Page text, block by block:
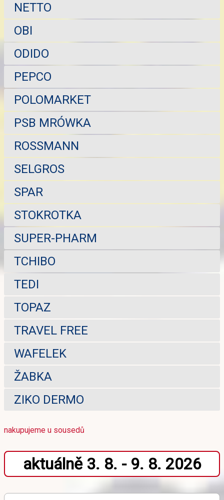
NETTO
OBI
ODIDO
PEPCO
POLOMARKET
PSB MRÓWKA
ROSSMANN
SELGROS
SPAR
STOKROTKA
SUPER-PHARM
TCHIBO
TEDI
TOPAZ
TRAVEL FREE
WAFELEK
ŽABKA
ZIKO DERMO
nakupujeme u sousedů
aktuálně 3. 8. - 9. 8. 2026